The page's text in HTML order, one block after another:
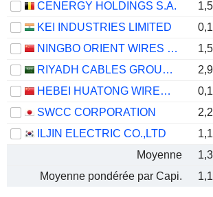
CENERGY HOLDINGS S.A.
KEI INDUSTRIES LIMITED
NINGBO ORIENT WIRES & CABLES CO.,LTD.
RIYADH CABLES GROUP COMPANY
HEBEI HUATONG WIRES AND CABLES GROUP CO., LTD.
SWCC CORPORATION
ILJIN ELECTRIC CO.,LTD
Moyenne
Moyenne pondérée par Capi.